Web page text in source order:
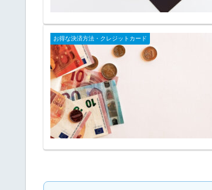
お得な決済方法・クレジットカード